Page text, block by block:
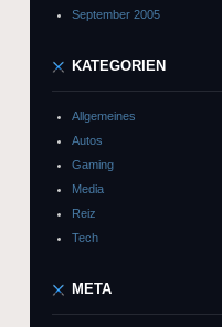
September 2005
KATEGORIEN
Allgemeines
Autos
Gaming
Media
Reiz
Tech
META